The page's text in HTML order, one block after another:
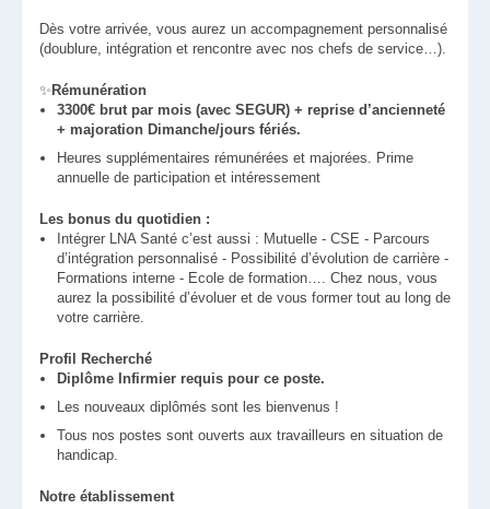
Dès votre arrivée, vous aurez un accompagnement personnalisé
(doublure, intégration et rencontre avec nos chefs de service…).
✨ Rémunération
3300€ brut par mois (avec SEGUR) + reprise d’ancienneté
+ majoration Dimanche/jours fériés.
Heures supplémentaires rémunérées et majorées. Prime
annuelle de participation et intéressement
Les bonus du quotidien :
Intégrer LNA Santé c’est aussi : Mutuelle - CSE - Parcours
d’intégration personnalisé - Possibilité d’évolution de carrière -
Formations interne - Ecole de formation…. Chez nous, vous
aurez la possibilité d’évoluer et de vous former tout au long de
votre carrière.
Profil Recherché
Diplôme Infirmier requis pour ce poste.
Les nouveaux diplômés sont les bienvenus !
Tous nos postes sont ouverts aux travailleurs en situation de
handicap.
Notre établissement